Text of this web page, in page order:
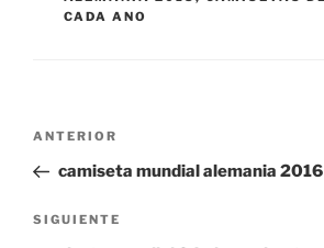
CADA ANO
Navegación
entradas
Entrada
anterior:
ANTERIOR
camiseta mundial alemania 2016
Siguiente
SIGUIENTE